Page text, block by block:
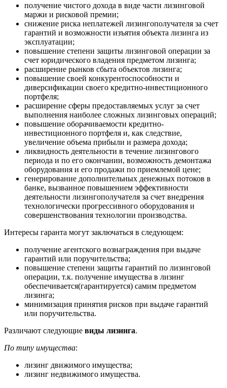
получение чистого дохода в виде части лизинговой
маржи и рисковой премии;
снижение риска неплатежей лизингополучателя за счет
гарантий и возможности изъятия объекта лизинга из
эксплуатации;
повышение степени защиты лизинговой операции за
счет юридического владения предметом лизинга;
расширение рынков сбыта объектов лизинга;
повышение своей конкурентоспособности и
диверсификации своего кредитно-инвестиционного
портфеля;
расширение сферы предоставляемых услуг за счет
выполнения наиболее сложных лизинговых операций;
повышение оборачиваемости кредитно-
инвестиционного портфеля и, как следствие,
увеличение объема прибыли и размера дохода;
ликвидность деятельности в течение лизингового
периода и по его окончании, возможность демонтажа
оборудования и его продажи по приемлемой цене;
генерирование дополнительных денежных потоков в
банке, вызванное повышением эффективности
деятельности лизингополучателя за счет внедрения
технологически прогрессивного оборудования и
совершенствования технологии производства.
Интересы гаранта могут заключаться в следующем:
получение агентского вознаграждения при выдаче
гарантий или поручительства;
повышение степени защиты гарантий по лизинговой
операции, т.к. получение имущества в лизинг
обеспечивается(гарантируется) самим предметом
лизинга;
минимизация принятия рисков при выдаче гарантий
или поручительства.
Различают следующие виды лизинга.
По типу имущества:
лизинг движимого имущества;
лизинг недвижимого имущества.